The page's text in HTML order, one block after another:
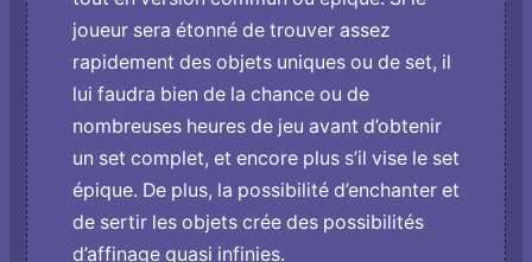
joueur sera étonné de trouver assez
rapidement des objets uniques ou de set, il
lui faudra bien de la chance ou de
nombreuses heures de jeu avant d’obtenir
un set complet, et encore plus s’il vise le set
épique. De plus, la possibilité d’enchanter et
de sertir les objets crée des possibilités
d’affinage quasi infinies.